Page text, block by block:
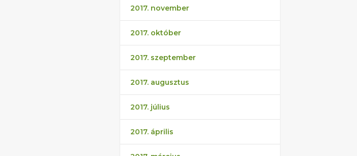
2017. november
2017. október
2017. szeptember
2017. augusztus
2017. július
2017. április